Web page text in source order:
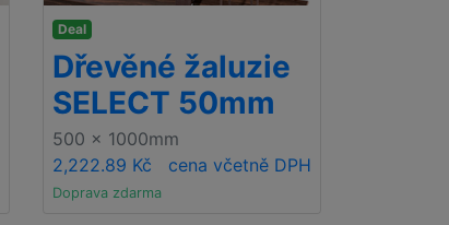
Deal
Dřevěné žaluzie
SELECT 50mm
500 x 1000mm
2,222.89 Kč
cena včetně DPH
Doprava zdarma